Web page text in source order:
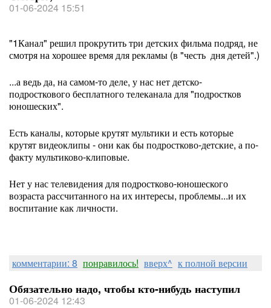
01-06-2024 15:51
"1Канал" решил прокрутить три детских фильма подряд, не
смотря на хорошее время для рекламы (в "честь дня детей".)
...а ведь да, на самом-то деле, у нас нет детско-
подросткового бесплатного телеканала для "подростков
юношеских".
Есть каналы, которые крутят мультики и есть которые
крутят видеоклипы - они как бы подростково-детские, а по-
факту мультиково-клиповые.
Нет у нас телевидения для подростково-юношеского
возраста рассчитанного на их интересы, проблемы...и их
воспитание как личности.
комментарии: 8 понравилось! вверх^ к полной версии
Обязательно надо, чтобы кто-нибудь наступил
01-06-2024 12:43